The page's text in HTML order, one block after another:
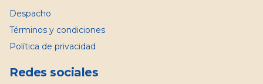
Despacho
Términos y condiciones
Política de privacidad
Redes sociales